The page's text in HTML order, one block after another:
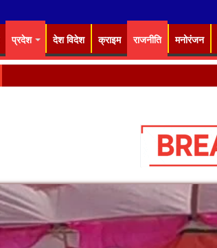
प्रदेश देश विदेश क्राइम राजनीति मनोरंजन